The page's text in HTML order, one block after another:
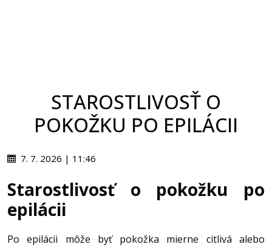
STAROSTLIVOSŤ O
POKOŽKU PO EPILÁCII
7. 7. 2026 | 11:46
Starostlivosť o pokožku po
epilácii
Po epilácii môže byť pokožka mierne citlivá alebo